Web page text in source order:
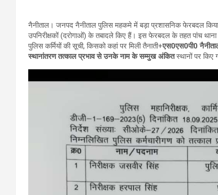
नैनीताल। जनपद नैनीताल पुलिस महकमे में बड़ा प्रशासनिक फेरबदल
उपनिरीक्षकों (दरोगाओं) के तबादले किए हैं। इस फेरबदल के तहत पांच
पुलिस कर्मियों की सूची, किसको कहां पर मिली तैनाती+एस0एस0पी0
स्थानांतरण तत्काल प्रभाव से उनके नाम के सम्मुख अंकितस्थानों पर किए